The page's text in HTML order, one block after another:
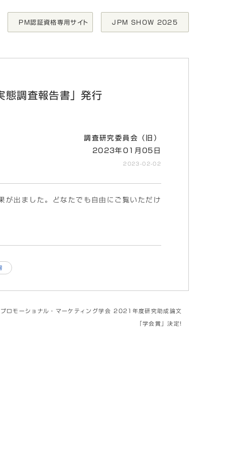
PM認証資格専用サイト JPM SHOW 2025
調査報告書」発行
調査研究委員会（旧）
2023年01月05日
2023-02-02
が出ました。どなたでも自由にご覧いただけ
ロモーショナル・マーケティング学会 2021年度研究助成論文
「学会賞」決定!